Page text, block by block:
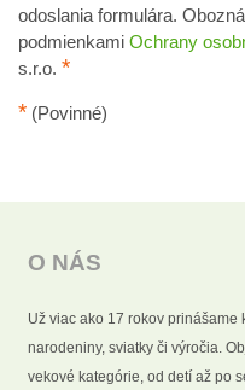
odoslania formulára.
podmienkami Ochrany
s.r.o. *
* (Povinné)
O NÁS
Už viac ako 17 rokov
narodeniny, sviatky či výročia.
vekové kategórie, od detí až po